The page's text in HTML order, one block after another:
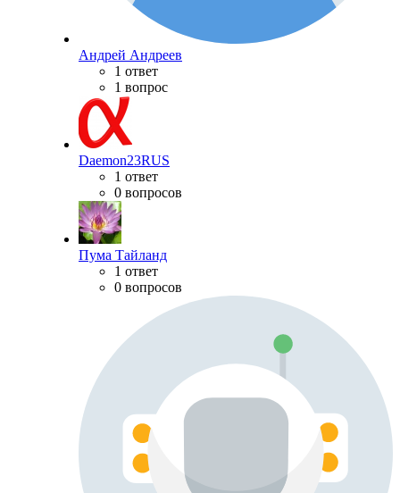
Андрей Андреев
1 ответ
1 вопрос
Daemon23RUS
1 ответ
0 вопросов
Пума Тайланд
1 ответ
0 вопросов